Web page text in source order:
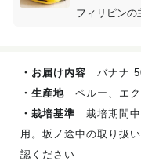
フィリピンの
・お届け内容 バナナ
・生産地ペルー、エク
・栽培基準 栽培期間
用。坂ノ途中の取り扱
認ください